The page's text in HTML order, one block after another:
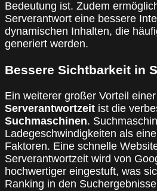
Bedeutung ist. Zudem
Serverantwort eine bessere
dynamischen Inhalten, die
generiert werden.
Bessere Sichtbarkeit in
Ein weiterer großer Vorteil
Serverantwortzeit ist die
Suchmaschinen.
Ladegeschwindigkeiten als
Faktoren. Eine schnelle
Serverantwortzeit wird von
hochwertiger eingestuft, was
Ranking in den